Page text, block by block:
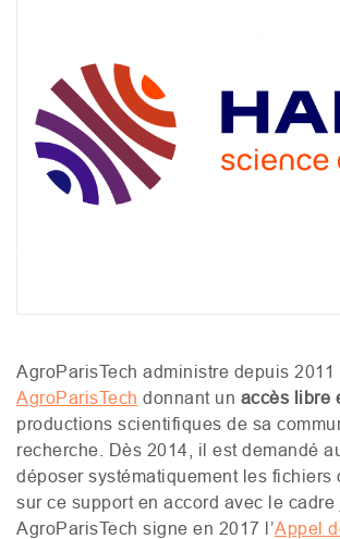
AgroParisTech administre depuis 2011
AgroParisTech donnant un accès libre
productions scientifiques de sa
recherche. Dès 2014, il est demandé
déposer systématiquement les fichiers
sur ce support en accord avec le cadre
AgroParisTech signe en 2017 l’Appel